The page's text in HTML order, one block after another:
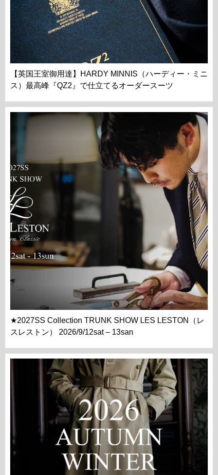
【英国王室御用達】HARDY MINNIS（ハーディー・ミニ
ス）最高峰『QZ2』で仕立てるオーダースーツ
★2027SS Collection TRUNK SHOW LES LESTON（レ
スレストン） 2026/9/12sat – 13san